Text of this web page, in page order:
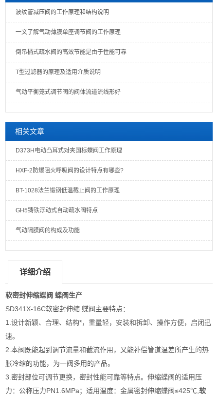
波纹管减压阀的工作原理和结构说明
一文了解气动薄膜单座调节阀的工作原理
倒吊桶式疏水阀的高效节能是由于性能可靠
T型过滤器的原理及适用介质说明
气动平衡笼式调节阀的阀体流道流线形好
相关文章
D373H电动凸耳式对夹国标蝶阀工作原理
HXF-2防爆阻火呼吸阀的设计特点有哪些?
BT-1028法兰锻钢低温截止阀的工作原理
GH5铸铁浮动式自动疏水阀特点
气动隔膜阀的构成及功能
详细介绍
软密封伸缩蝶阀 蝶阀生产
SD341X-16C软密封伸缩 蝶阀主要特点：
1.设计新颖、合理、结构*，重量轻，安装和拆卸、操作方便，启闭迅
速。
2.本阀既能起到调节流量和截流作用，又能补偿管道温差所产生的热
胀冷缩的功能，为一阀多用的产品。
3.密封部位可调节更换，密封性能可靠等特点。伸缩蝶阀的适用压
力：公称压力PN1.6MPa；适用温度：金属密封伸缩蝶阀≤425℃,软